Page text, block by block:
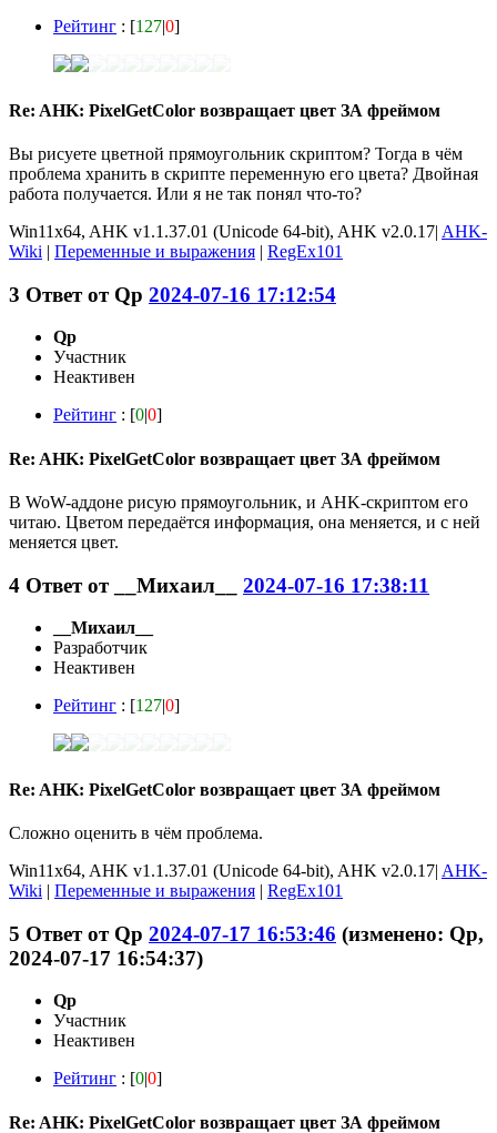
Рейтинг : [127|0]
Re: AHK: PixelGetColor возвращает цвет ЗА фреймом
Вы рисуете цветной прямоугольник скриптом? Тогда в чём
проблема хранить в скрипте переменную его цвета? Двойная
работа получается. Или я не так понял что-то?
Win11x64, AHK v1.1.37.01 (Unicode 64-bit), AHK v2.0.17| AHK-
Wiki | Переменные и выражения | RegEx101
3 Ответ от Qp 2024-07-16 17:12:54
Qp
Участник
Неактивен
Рейтинг : [0|0]
Re: AHK: PixelGetColor возвращает цвет ЗА фреймом
В WoW-аддоне рисую прямоугольник, и AHK-скриптом его
читаю. Цветом передаётся информация, она меняется, и с ней
меняется цвет.
4 Ответ от __Михаил__ 2024-07-16 17:38:11
__Михаил__
Разработчик
Неактивен
Рейтинг : [127|0]
Re: AHK: PixelGetColor возвращает цвет ЗА фреймом
Сложно оценить в чём проблема.
Win11x64, AHK v1.1.37.01 (Unicode 64-bit), AHK v2.0.17| AHK-
Wiki | Переменные и выражения | RegEx101
5 Ответ от Qp 2024-07-17 16:53:46 (изменено: Qp,
2024-07-17 16:54:37)
Qp
Участник
Неактивен
Рейтинг : [0|0]
Re: AHK: PixelGetColor возвращает цвет ЗА фреймом